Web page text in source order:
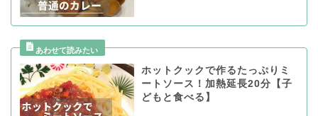
ホットクックで作るたっぷりミ
ートソース！加熱延長20分【子
どもと食べる】